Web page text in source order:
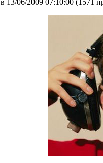
в 13/06/2009 07:10:00 (1571